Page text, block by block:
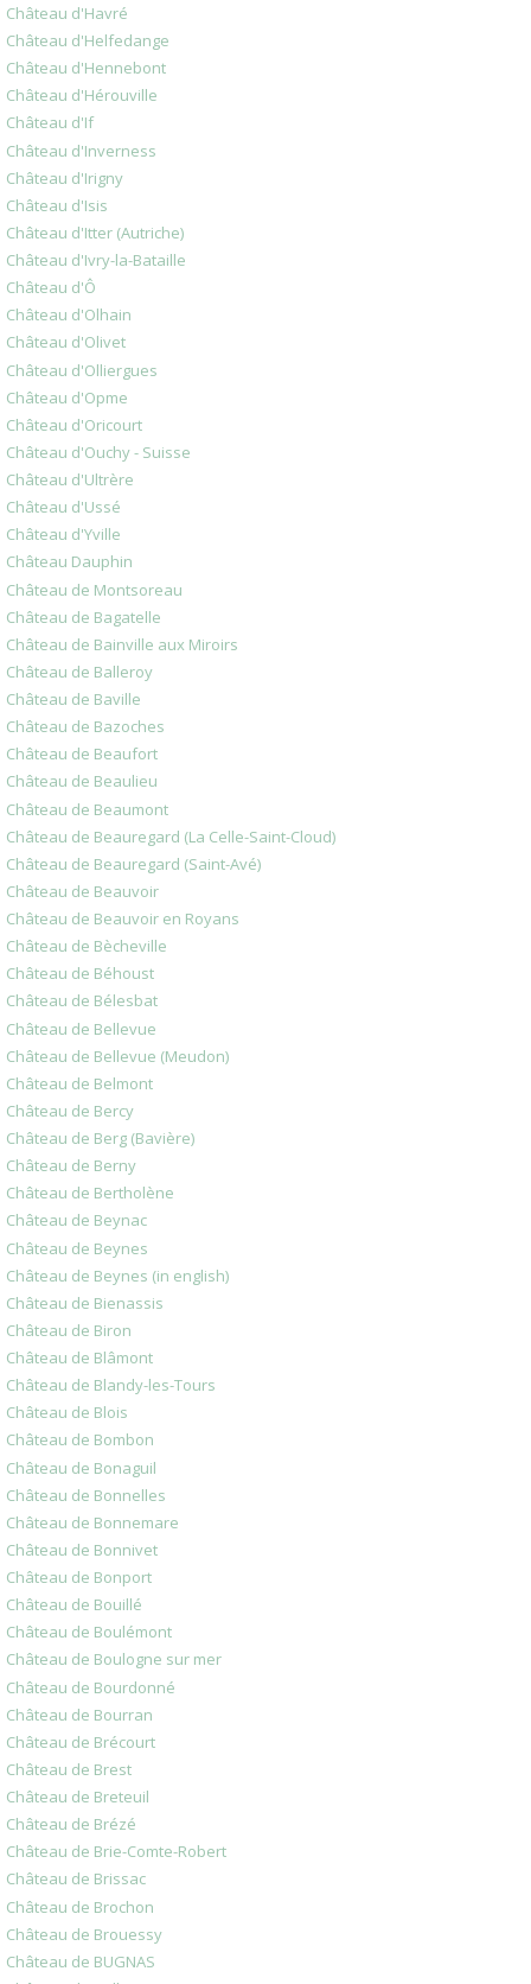
Château d'Havré
Château d'Helfedange
Château d'Hennebont
Château d'Hérouville
Château d'If
Château d'Inverness
Château d'Irigny
Château d'Isis
Château d'Itter (Autriche)
Château d'Ivry-la-Bataille
Château d'Ô
Château d'Olhain
Château d'Olivet
Château d'Olliergues
Château d'Opme
Château d'Oricourt
Château d'Ouchy - Suisse
Château d'Ultrère
Château d'Ussé
Château d'Yville
Château Dauphin
Château de Montsoreau
Château de Bagatelle
Château de Bainville aux Miroirs
Château de Balleroy
Château de Baville
Château de Bazoches
Château de Beaufort
Château de Beaulieu
Château de Beaumont
Château de Beauregard (La Celle-Saint-Cloud)
Château de Beauregard (Saint-Avé)
Château de Beauvoir
Château de Beauvoir en Royans
Château de Bècheville
Château de Béhoust
Château de Bélesbat
Château de Bellevue
Château de Bellevue (Meudon)
Château de Belmont
Château de Bercy
Château de Berg (Bavière)
Château de Berny
Château de Bertholène
Château de Beynac
Château de Beynes
Château de Beynes (in english)
Château de Bienassis
Château de Biron
Château de Blâmont
Château de Blandy-les-Tours
Château de Blois
Château de Bombon
Château de Bonaguil
Château de Bonnelles
Château de Bonnemare
Château de Bonnivet
Château de Bonport
Château de Bouillé
Château de Boulémont
Château de Boulogne sur mer
Château de Bourdonné
Château de Bourran
Château de Brécourt
Château de Brest
Château de Breteuil
Château de Brézé
Château de Brie-Comte-Robert
Château de Brissac
Château de Brochon
Château de Brouessy
Château de BUGNAS